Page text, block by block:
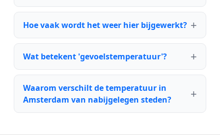
Hoe vaak wordt het weer hier bijgewerkt?
Wat betekent 'gevoelstemperatuur'?
Waarom verschilt de temperatuur in
Amsterdam van nabijgelegen steden?